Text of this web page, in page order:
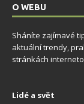
O WEBU
Sháníte zajímavé
aktuální trendy,
stránkách
Lidé a svět